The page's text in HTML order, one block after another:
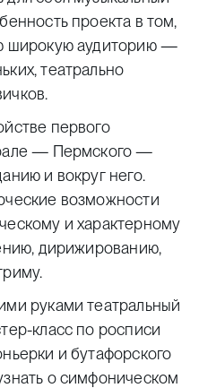
проекта в том,
широкую аудиторию —
театрально
первого
— Пермского —
и вокруг него.
возможности
и характерному
дирижированию,
руками театральный
класс по росписи
и бутафорского
о симфоническом